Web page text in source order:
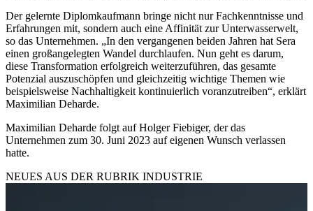
Der gelernte Diplomkaufmann bringe nicht nur Fachkenntnisse und
Erfahrungen mit, sondern auch eine Affinität zur Unterwasserwelt,
so das Unternehmen. „In den vergangenen beiden Jahren hat Sera
einen großangelegten Wandel durchlaufen. Nun geht es darum,
diese Transformation erfolgreich weiterzuführen, das gesamte
Potenzial auszuschöpfen und gleichzeitig wichtige Themen wie
beispielsweise Nachhaltigkeit kontinuierlich voranzutreiben“, erklärt
Maximilian Deharde.
Maximilian Deharde folgt auf Holger Fiebiger, der das
Unternehmen zum 30. Juni 2023 auf eigenen Wunsch verlassen
hatte.
NEUES AUS DER RUBRIK INDUSTRIE